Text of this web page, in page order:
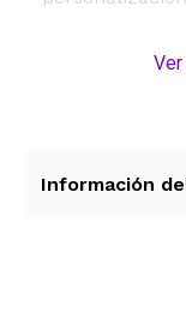
para el
coleccionistas
Información